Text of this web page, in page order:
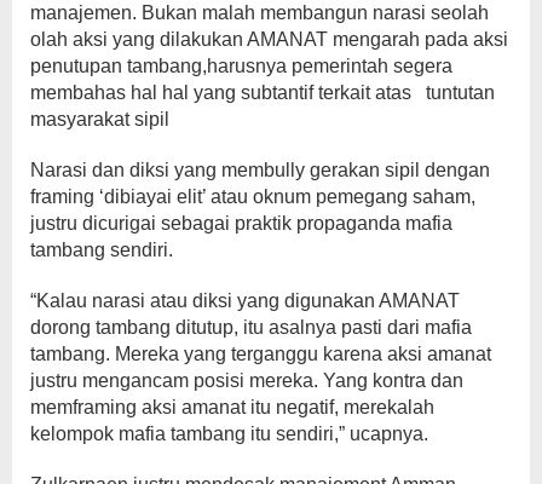
manajemen. Bukan malah membangun narasi seolah
olah aksi yang dilakukan AMANAT mengarah pada aksi
penutupan tambang,harusnya pemerintah segera
membahas hal hal yang subtantif terkait atas tuntutan
masyarakat sipil
Narasi dan diksi yang membully gerakan sipil dengan
framing ‘dibiayai elit’ atau oknum pemegang saham,
justru dicurigai sebagai praktik propaganda mafia
tambang sendiri.
“Kalau narasi atau diksi yang digunakan AMANAT
dorong tambang ditutup, itu asalnya pasti dari mafia
tambang. Mereka yang terganggu karena aksi amanat
justru mengancam posisi mereka. Yang kontra dan
memframing aksi amanat itu negatif, merekalah
kelompok mafia tambang itu sendiri,” ucapnya.